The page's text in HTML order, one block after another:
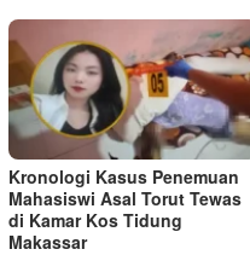
Kronologi Kasus Penemuan
Mahasiswi Asal Torut Tewas
di Kamar Kos Tidung
Makassar